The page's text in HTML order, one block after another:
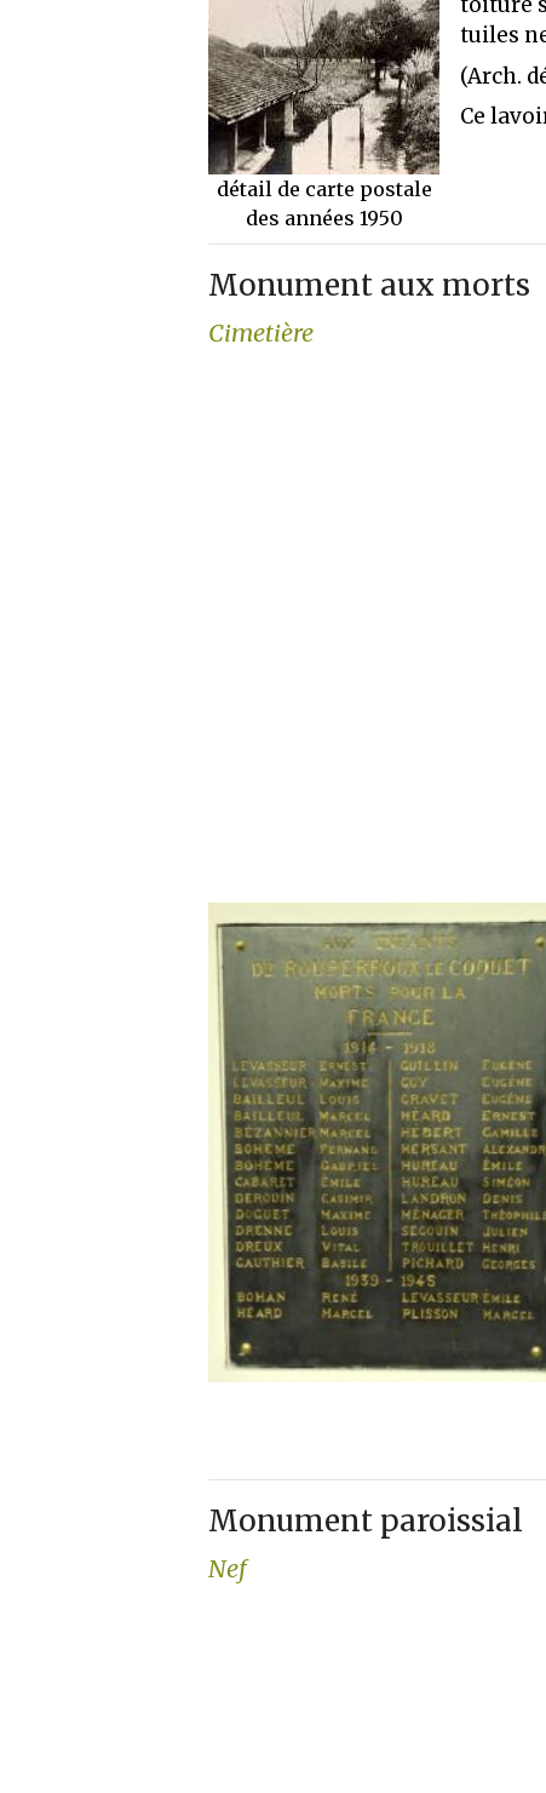
détail de carte postale
des années 1950
tuiles
(Arch.
Ce
Monument aux morts
Cimetière
Monument paroissial
Nef